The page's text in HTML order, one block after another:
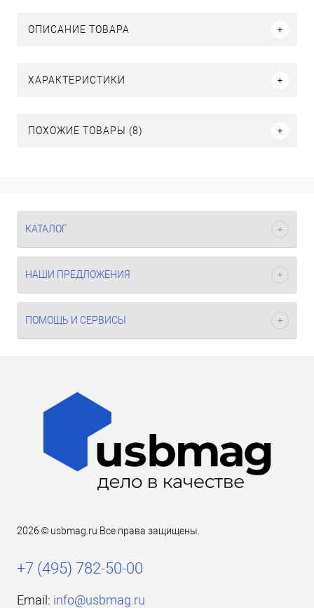
ОПИСАНИЕ ТОВАРА
ХАРАКТЕРИСТИКИ
ПОХОЖИЕ ТОВАРЫ (8)
КАТАЛОГ
НАШИ ПРЕДЛОЖЕНИЯ
ПОМОЩЬ И СЕРВИСЫ
2026 © usbmag.ru Все права защищены.
+7 (495) 782-50-00
Email: info@usbmag.ru